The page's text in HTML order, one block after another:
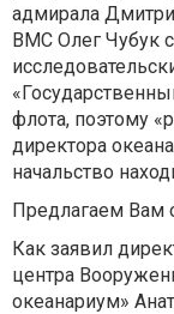
адмирала
ВМС Олег Чубук
флота, поэтому
директора
начальство
Предлагаем Вам
Как заявил
центра
океанариум»